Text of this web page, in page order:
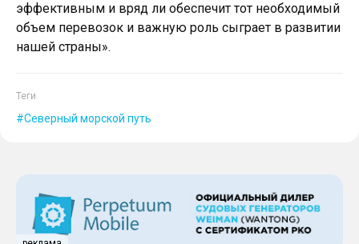
эффективным и вряд ли обеспечит тот необходимый
объем перевозок и важную роль сыграет в развитии
нашей страны».
Теги
Северный морской путь